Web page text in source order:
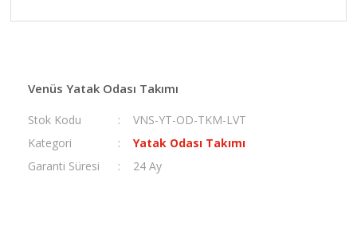
Venüs Yatak Odası Takımı
Stok Kodu
VNS-YT-OD-TKM-LVT
Kategori
Yatak Odası Takımı
Garanti Süresi
24 Ay